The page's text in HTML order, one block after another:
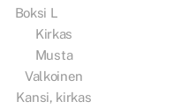
Boksi L
Kirkas
Musta
Valkoinen
Kansi, kirkas